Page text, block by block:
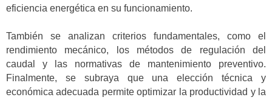
eficiencia energética en su funcionamiento.
También se analizan criterios fundamentales, como el
rendimiento mecánico, los métodos de regulación del
caudal y las normativas de mantenimiento preventivo.
Finalmente, se subraya que una elección técnica y
económica adecuada permite optimizar la productividad y la